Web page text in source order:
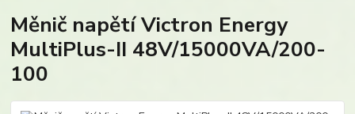
Měnič napětí Victron Energy
MultiPlus-II 48V/15000VA/200-
100